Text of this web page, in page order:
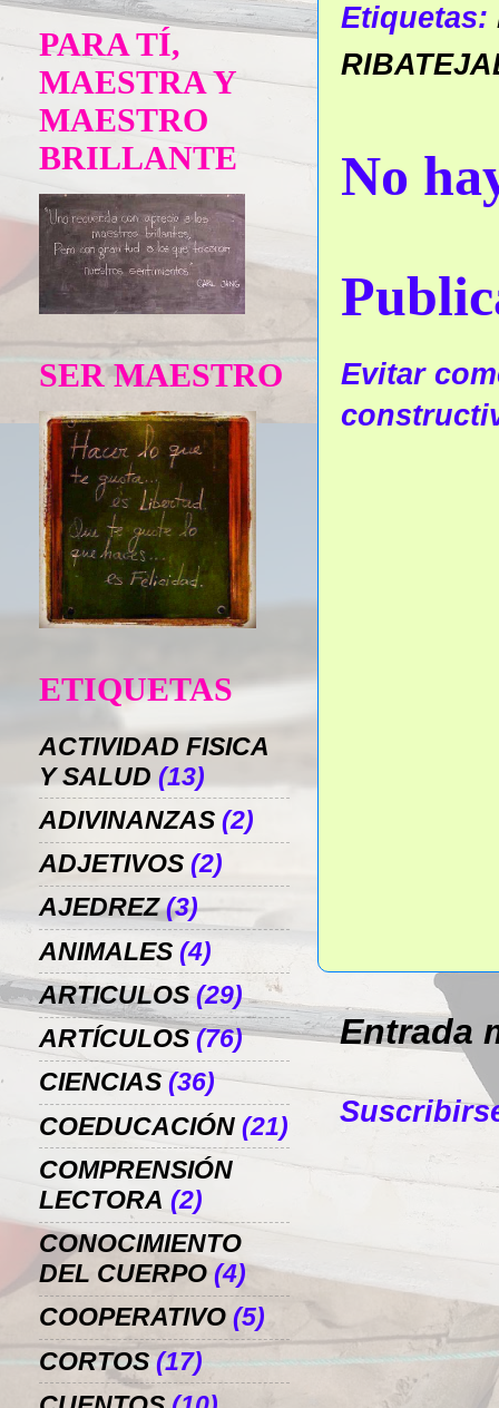
Etiquetas:
No
Evitar
Entrada
PARA TÍ,
MAESTRA Y
MAESTRO
BRILLANTE
SER MAESTRO
ETIQUETAS
ACTIVIDAD FISICA
Y SALUD (13)
ADIVINANZAS (2)
ADJETIVOS (2)
AJEDREZ (3)
ANIMALES (4)
ARTICULOS (29)
ARTÍCULOS (76)
CIENCIAS (36)
COEDUCACIÓN (21)
COMPRENSIÓN
LECTORA (2)
CONOCIMIENTO
DEL CUERPO (4)
COOPERATIVO (5)
CORTOS (17)